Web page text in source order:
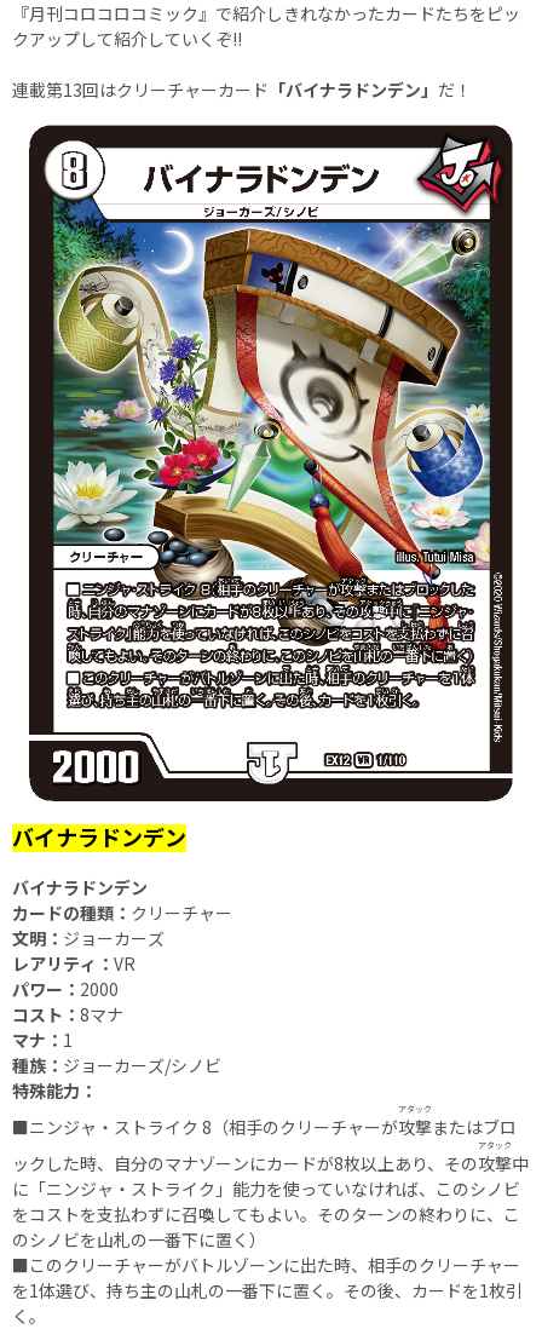
『月刊コロコロコミック』で紹介しきれなかったカードたちをピッ
クアップして紹介していくぞ!!
連載第13回はクリーチャーカード 「バイナラドンデン」 だ！
バイナラドンデン
バイナラドンデン
カードの種類： クリーチャー
文明： ジョーカーズ
レアリティ： VR
パワー： 2000
コスト： 8マナ
マナ： 1
種族： ジョーカーズ/シノビ
特殊能力：
■ニンジャ・ストライク 8（相手のクリーチャーが攻撃
アタック
またはブロ
ックした時、自分のマナゾーンにカードが8枚以上あり、その攻撃
アタック
中
に「ニンジャ・ストライク」能力を使っていなければ、このシノビ
をコストを支払わずに召喚してもよい。そのターンの終わりに、こ
のシノビを山札の一番下に置く）
■このクリーチャーがバトルゾーンに出た時、相手のクリーチャー
を1体選び、持ち主の山札の一番下に置く。その後、カードを1枚引
く。